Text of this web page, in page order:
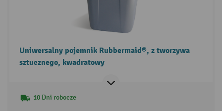
Uniwersalny pojemnik Rubbermaid®, z tworzywa
sztucznego, kwadratowy
10 Dni robocze